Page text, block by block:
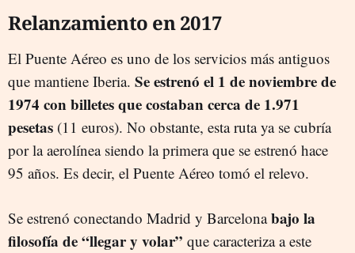
Relanzamiento en 2017
El Puente Aéreo es uno de los servicios más antiguos
que mantiene Iberia. Se estrenó el 1 de noviembre de
1974 con billetes que costaban cerca de 1.971
pesetas (11 euros). No obstante, esta ruta ya se cubría
por la aerolínea siendo la primera que se estrenó hace
95 años. Es decir, el Puente Aéreo tomó el relevo.
Se estrenó conectando Madrid y Barcelonabajo la
filosofía de “llegar y volar” que caracteriza a este